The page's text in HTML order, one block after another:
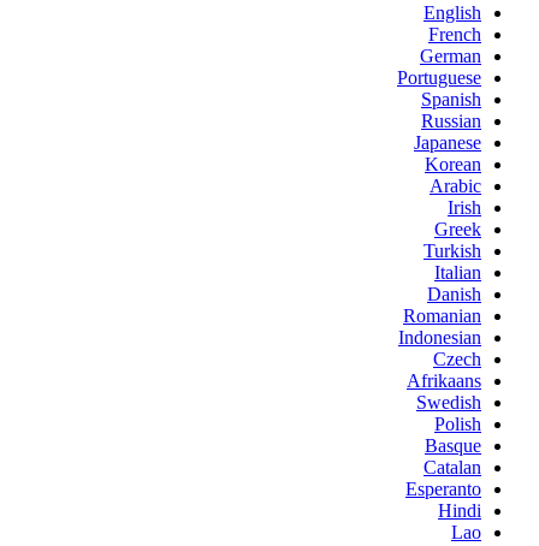
English
French
German
Portuguese
Spanish
Russian
Japanese
Korean
Arabic
Irish
Greek
Turkish
Italian
Danish
Romanian
Indonesian
Czech
Afrikaans
Swedish
Polish
Basque
Catalan
Esperanto
Hindi
Lao